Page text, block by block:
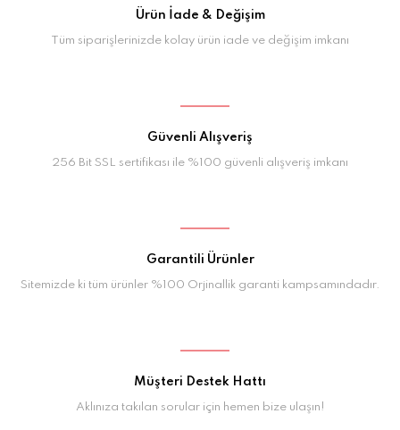
Ürün İade & Değişim
Tüm siparişlerinizde kolay ürün iade ve değişim imkanı
Güvenli Alışveriş
256 Bit SSL sertifikası ile %100 güvenli alışveriş imkanı
Garantili Ürünler
Sitemizde ki tüm ürünler %100 Orjinallik garanti kampsamındadır.
Müşteri Destek Hattı
Aklınıza takılan sorular için hemen bize ulaşın!